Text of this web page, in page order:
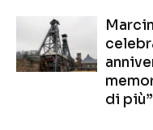
di più”